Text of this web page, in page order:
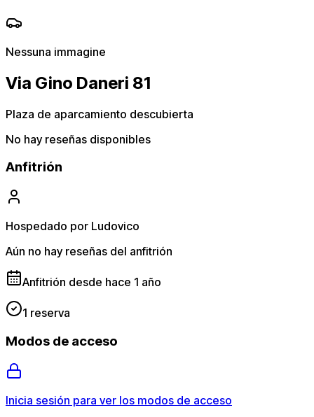
Nessuna immagine
Via Gino Daneri 81
Plaza de aparcamiento descubierta
No hay reseñas disponibles
Anfitrión
Hospedado por Ludovico
Aún no hay reseñas del anfitrión
Anfitrión desde hace 1 año
1 reserva
Modos de acceso
Inicia sesión para ver los modos de acceso